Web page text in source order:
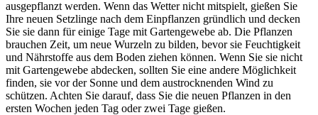
ausgepflanzt werden. Wenn das Wetter nicht mitspielt, gießen Sie
Ihre neuen Setzlinge nach dem Einpflanzen gründlich und decken
Sie sie dann für einige Tage mit Gartengewebe ab. Die Pflanzen
brauchen Zeit, um neue Wurzeln zu bilden, bevor sie Feuchtigkeit
und Nährstoffe aus dem Boden ziehen können. Wenn Sie sie nicht
mit Gartengewebe abdecken, sollten Sie eine andere Möglichkeit
finden, sie vor der Sonne und dem austrocknenden Wind zu
schützen. Achten Sie darauf, dass Sie die neuen Pflanzen in den
ersten Wochen jeden Tag oder zwei Tage gießen.